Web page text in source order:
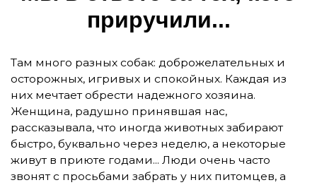
при­ру­чи­ли...
Там много разных собак: доброжелательных и
осторожных, игривых и спокойных. Каждая из
них мечтает обрести надежного хозяина.
Женщина, радушно принявшая нас,
рассказывала, что иногда животных забирают
быстро, буквально через неделю, а некоторые
живут в приюте годами... Люди очень часто
звонят с просьбами забрать у них питомцев, а